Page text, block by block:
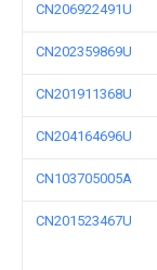
CN206922491U
CN202359869U
CN201911368U
CN204164696U
CN103705005A
CN201523467U